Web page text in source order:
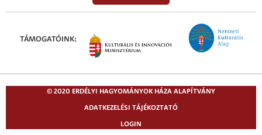
TÁMOGATÓINK:
© 2020 ERDÉLYI HAGYOMÁNYOK HÁZA ALAPÍTVÁNY
ADATKEZELÉSI TÁJÉKOZTATÓ
LOGIN